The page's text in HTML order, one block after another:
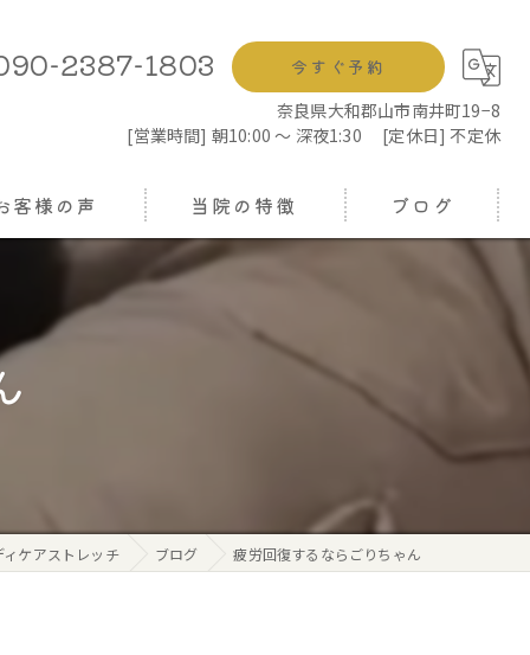
2387-1803
今すぐ予約
奈良県大和郡山市南井町19−8
[営業時間] 朝10:00 ～ 深夜1:30 [定休日] 不定休
客様の声 当院の特徴 ブログ
ケアストレッチ ブログ 疲労回復するならごりちゃん